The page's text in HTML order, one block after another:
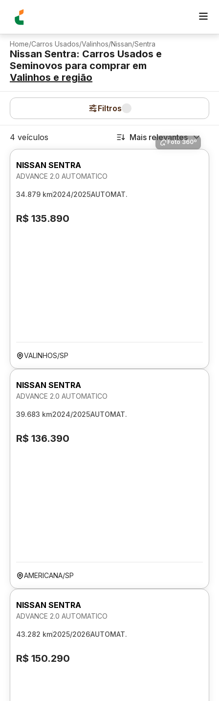
Home/Carros Usados/Valinhos/Nissan/Sentra
Nissan Sentra: Carros Usados e
Seminovos para comprar em
Valinhos e região
Filtros
4 veículos Mais relevantes
Foto 360º
NISSAN SENTRA
ADVANCE 2.0 AUTOMATICO
34.879 km2024/2025AUTOMAT.
R$ 135.890
VALINHOS/SP
NISSAN SENTRA
ADVANCE 2.0 AUTOMATICO
39.683 km2024/2025AUTOMAT.
R$ 136.390
AMERICANA/SP
NISSAN SENTRA
ADVANCE 2.0 AUTOMATICO
43.282 km2025/2026AUTOMAT.
R$ 150.290